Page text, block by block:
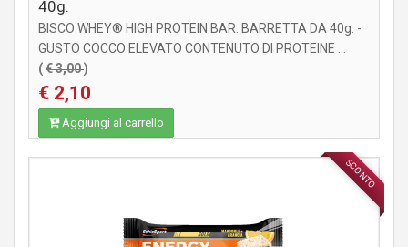
40g.
BISCO WHEY® HIGH PROTEIN BAR. BARRETTA DA 40g. -
GUSTO COCCO ELEVATO CONTENUTO DI PROTEINE ...
(€ 3,00)
€ 2,10
Aggiungi al carrello
SCONTO
INTEGRATORI